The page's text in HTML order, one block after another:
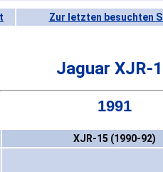
Zur letzten besuchten
Jaguar XJR-
1991
XJR-15 (1990-92)